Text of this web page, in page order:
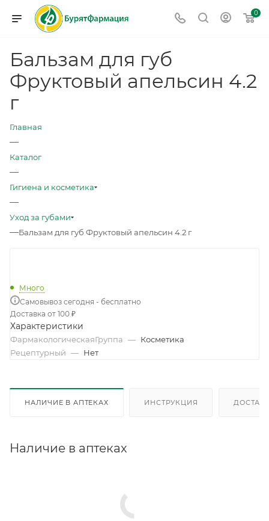
0
Бальзам для губ
Фруктовый апельсин 4.2
г
Главная
—
Каталог
—
Гигиена и косметика
—
Уход за губами
—Бальзам для губ Фруктовый апельсин 4.2 г
Много
Самовывоз сегодня - бесплатно
Доставка от 100 ₽
Характеристики
ФармакологическаяГруппа — Косметика
Рецептурный — Нет
НАЛИЧИЕ В АПТЕКАХ ИНСТРУКЦИЯ
Наличие в аптеках